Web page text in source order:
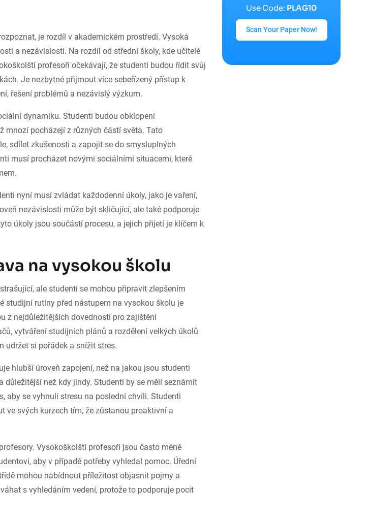
je rozdíl v akademickém prostředí. Vysoká
a nezávislosti. Na rozdíl od střední školy, kde učitelé
profesoři očekávají, že studenti budou řídit svůj
Je nezbytné přijmout více sebeřízený přístup k
řešení problémů a nezávislý výzkum.
dynamiku. Studenti budou obklopeni
mnozí pocházejí z různých částí světa. Tato
sdílet zkušenosti a zapojit se do smysluplných
musí procházet novými sociálními situacemi, které
nyní musí zvládat každodenní úkoly, jako je vaření,
nezávislosti může být skličující, ale také podporuje
úkoly jsou součástí procesu, a jejich přijetí je klíčem k
na vysokou školu
ale studenti se mohou připravit zlepšením
studijní rutiny před nástupem na vysokou školu je
z nejdůležitějších dovedností pro zajištění
vytváření studijních plánů a rozdělení velkých úkolů
udržet si pořádek a snížit stres.
hlubší úroveň zapojení, než na jakou jsou studenti
důležitější než kdy jindy. Studenti by se měli seznámit
aby se vyhnuli stresu na poslední chvíli. Studenti
ve svých kurzech tím, že zůstanou proaktivní a
Vysokoškolští profesoři jsou často méně
aby v případě potřeby vyhledal pomoc. Úřední
mohou nabídnout příležitost objasnit pojmy a
s vyhledáním vedení, protože to podporuje pocit
Use Code: PLAG10
Scan Your Paper Now!